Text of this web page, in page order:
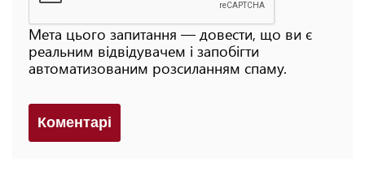
Мета цього запитання — довести, що ви є
реальним відвідувачем і запобігти
автоматизованим розсиланням спаму.
Коментарi